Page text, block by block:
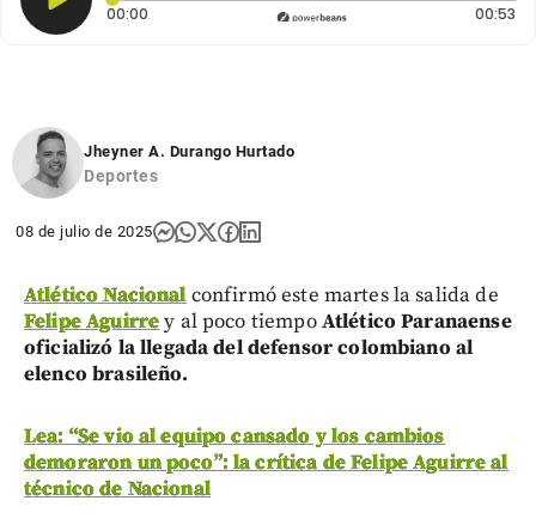
00:00 Tiempo transcurrido: 0 segundos 00:53
Jheyner A. Durango Hurtado
Deportes
08 de julio de 2025
Atlético Nacionalconfirmó este martes la salida de
Felipe Aguirrey al poco tiempoAtlético Paranaense
oficializó la llegada del defensor colombiano al
elenco brasileño.
Lea: “Se vio al equipo cansado y los cambios
demoraron un poco”: la crítica de Felipe Aguirre al
técnico de Nacional